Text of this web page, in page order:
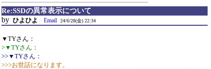
Re:SSDの異常表示について
by ひよひよ Email 24/6/28(金) 22:34
▼TYさん：
>▼TYさん：
>>▼TYさん：
>>>お世話になります。